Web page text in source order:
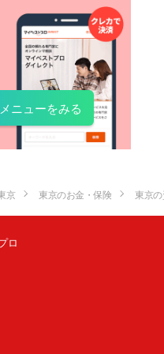
ニューをみる
京 東京のお金・保険 東京
ロ